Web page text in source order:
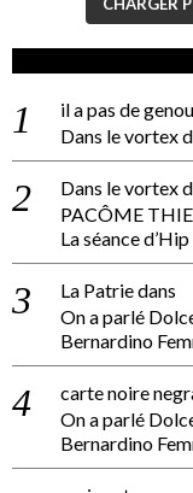
CHARGER
il a pas de
Dans le vortex
Dans le vortex
PACÔME
La séance
La Patriedans
On a parlé
Bernardino
carte noire
On a parlé
Bernardino